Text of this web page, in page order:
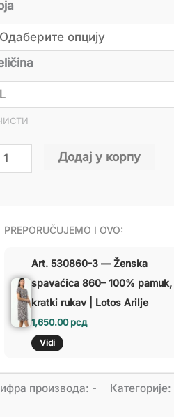
Додај у корпу
PREPORUČUJEMO I OVO:
Art. 530860-3 — Ženska
spavaćica 860– 100% pamuk,
kratki rukav | Lotos Arilje
1,650.00рсд
Vidi
производа: - Категорије: